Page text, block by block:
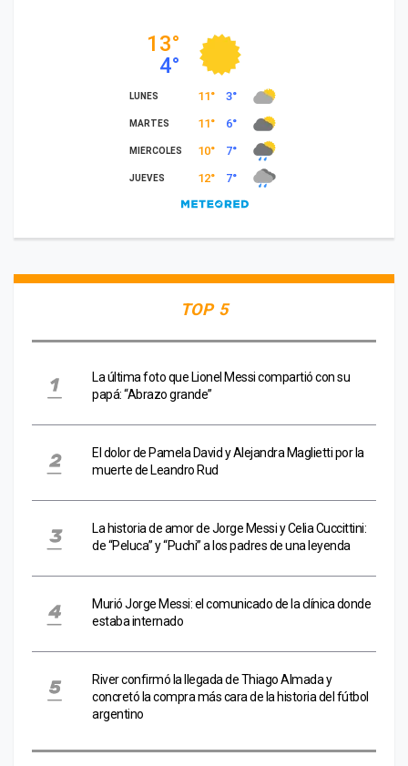
TOP 5
La última foto que Lionel Messi compartió con su
papá: “Abrazo grande”
El dolor de Pamela David y Alejandra Maglietti por la
muerte de Leandro Rud
La historia de amor de Jorge Messi y Celia Cuccittini:
de “Peluca” y “Puchi” a los padres de una leyenda
Murió Jorge Messi: el comunicado de la clínica donde
estaba internado
River confirmó la llegada de Thiago Almada y
concretó la compra más cara de la historia del fútbol
argentino